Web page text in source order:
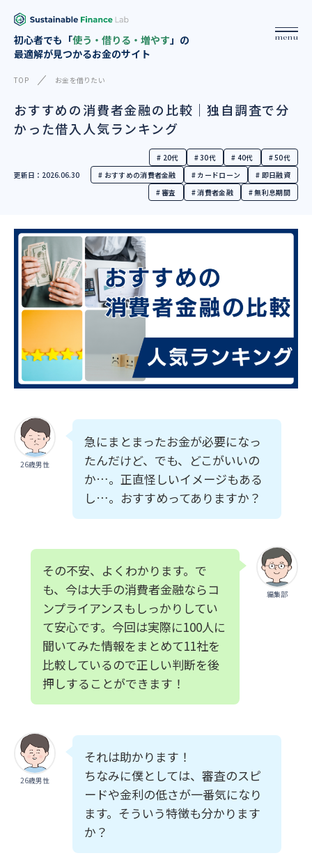
初心者でも「使う・借りる・増やす」の
最適解が見つかるお金のサイト
menu
TOP お金を借りたい
おすすめの消費者金融の比較｜独自調査で分
かった借入人気ランキング
更新日：2026.06.30
# 20代 # 30代 # 40代
# 50代
# おすすめの消費者金融
# カードローン
# 即日融資
# 審査
# 消費者金融 # 無利息期間
26歳男性
急にまとまったお金が必要になっ
たんだけど、でも、どこがいいの
か…。正直怪しいイメージもある
し…。おすすめってありますか？
編集部
その不安、よくわかります。で
も、今は大手の消費者金融ならコ
ンプライアンスもしっかりしてい
て安心です。今回は実際に100人に
聞いてみた情報をまとめて11社を
比較しているので正しい判断を後
押しすることができます！
26歳男性
それは助かります！
ちなみに僕としては、審査のスピ
ードや金利の低さが一番気になり
ます。そういう特徴も分かります
か？